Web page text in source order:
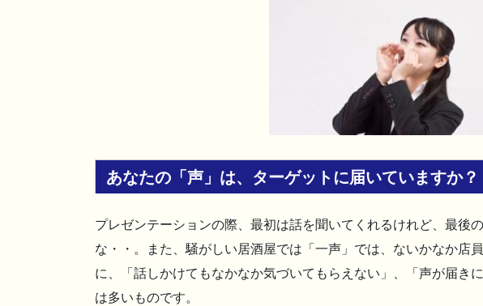
あなたの「声」は、ターゲットに届いていますか？
プレゼンテーションの際、最初は話を聞いてくれるけれど、最後
な・・。また、騒がしい居酒屋では「一声」では、ないかなか店
に、「話しかけてもなかなか気づいてもらえない」、「声が届き
は多いものです。